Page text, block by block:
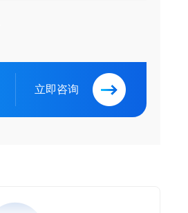
立即咨询